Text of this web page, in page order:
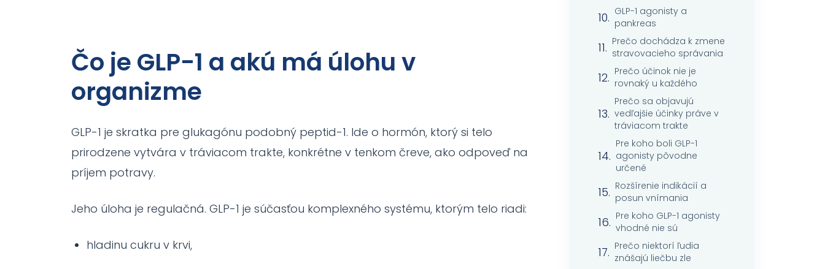
Čo je GLP-1 a akú má úlohu v
organizme
GLP-1 je skratka pre glukagónu podobný peptid-1. Ide o hormón, ktorý si telo
prirodzene vytvára v tráviacom trakte, konkrétne v tenkom čreve, ako odpoveď na
príjem potravy.
Jeho úloha je regulačná. GLP-1 je súčasťou komplexného systému, ktorým telo riadi:
hladinu cukru v krvi,
GLP-1 agonisty a
pankreas
Prečo dochádza k zmene
stravovacieho správania
Prečo účinok nie je
rovnaký u každého
Prečo sa objavujú
vedľajšie účinky práve v
tráviacom trakte
Pre koho boli GLP-1
agonisty pôvodne
určené
Rozšírenie indikácií a
posun vnímania
Pre koho GLP-1 agonisty
vhodné nie sú
Prečo niektorí ľudia
znášajú liečbu zle